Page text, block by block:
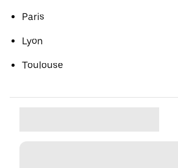
Paris
Lyon
Toulouse